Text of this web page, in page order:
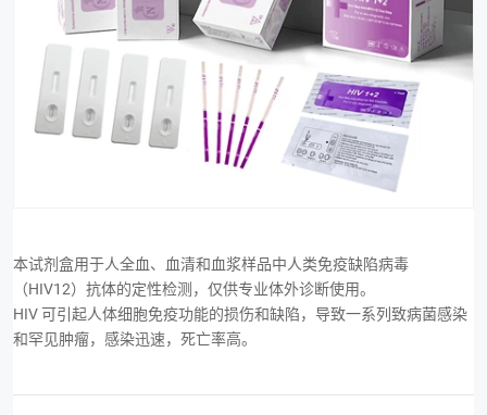
本试剂盒用于人全血、血清和血浆样品中人类免疫缺陷病毒
（HIV12）抗体的定性检测，仅供专业体外诊断使用。
HIV 可引起人体细胞免疫功能的损伤和缺陷，导致一系列致病菌感染
和罕见肿瘤，感染迅速，死亡率高。